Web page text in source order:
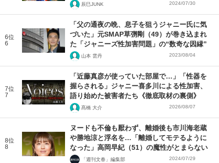
辰巳JUNK 2024/07/30
6位
6
「父の通夜の晩、息子を狙うジャニー氏に気
づいた」元SMAP草彅剛（49）が巻き込まれ
た「ジャニーズ性加害問題」の“数奇な因縁”
山本 雲丹 2023/08/04
7位
7
「近藤真彦が使っていた部屋で…」「性器を
握らされる」ジャニー喜多川による性加害、
語り始めた被害者たち《徹底取材の裏側》
髙橋 大介 2026/08/07
8位
8
ヌードも不倫も厭わず、離婚後も市川海老蔵
や勝地涼と浮名を…「離婚してモテるように
なった」高岡早紀（51）の魔性がとまらない
「週刊文春」編集部 2024/07/29